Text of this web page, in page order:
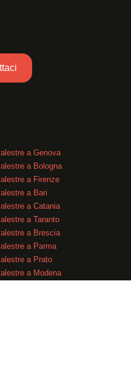
a Genova
a Bologna
a Firenze
a Bari
a Catania
a Taranto
a Brescia
a Parma
a Prato
a Modena